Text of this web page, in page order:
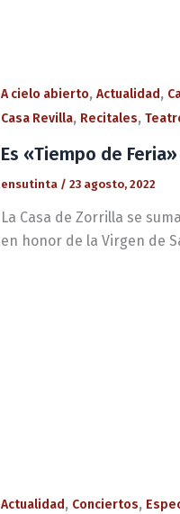
A cielo abierto, Actualidad,
Casa Revilla, Recitales,
Es «Tiempo de
ensutinta / 23 agosto, 2022
La Casa de Zorrilla se
en honor de la Virgen de
Actualidad, Conciertos,